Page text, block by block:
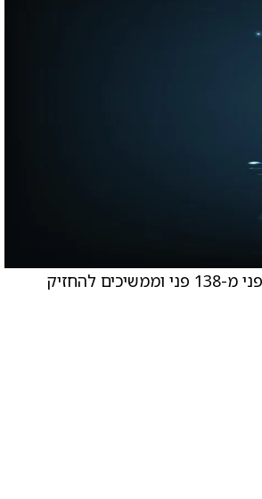
JPMorgan העלו את מחיר היעד עבור Ashmore Group (AJMPF) ל-144 פני מ-138 פני וממשיכים להחזיק